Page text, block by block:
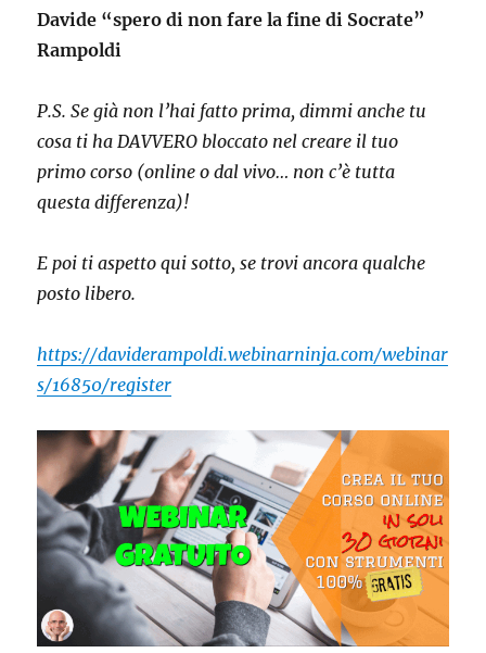
Davide “spero di non fare la fine di Socrate”
Rampoldi
P.S. Se già non l’hai fatto prima, dimmi anche tu
cosa ti ha DAVVERO bloccato nel creare il tuo
primo corso (online o dal vivo… non c’è tutta
questa differenza)!
E poi ti aspetto qui sotto, se trovi ancora qualche
posto libero.
https://daviderampoldi.webinarninja.com/webinar
s/16850/register